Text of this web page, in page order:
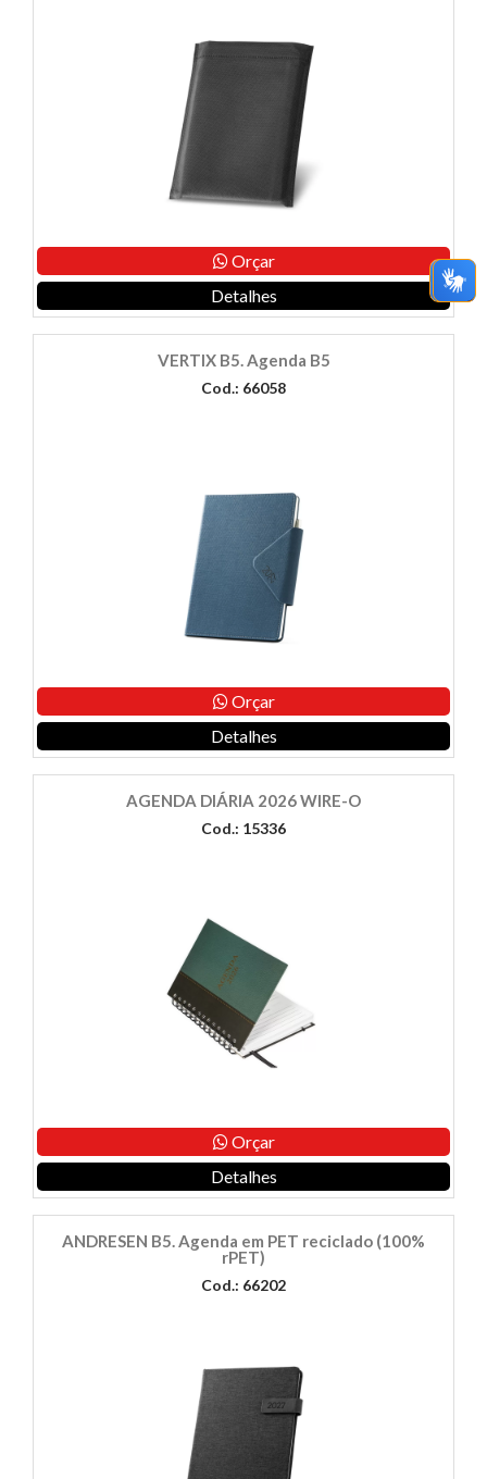
Orçar
Detalhes
VERTIX B5. Agenda B5
Cod.: 66058
Orçar
Detalhes
AGENDA DIÁRIA 2026 WIRE-O
Cod.: 15336
Orçar
Detalhes
ANDRESEN B5. Agenda em PET reciclado (100%
rPET)
Cod.: 66202